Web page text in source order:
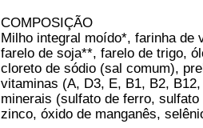
COMPOSIÇÃO
Milho integral moído*, farinha de
farelo de soja**, farelo de trigo,
cloreto de sódio (sal comum),
vitaminas (A, D3, E, B1, B2,
minerais (sulfato de ferro,
zinco, óxido de manganês,